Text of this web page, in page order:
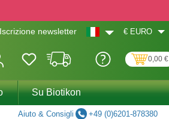
Iscrizione newsletter € EURO
0,00 €
Su Biotikon
Aiuto & Consigli +49 (0)6201-878380